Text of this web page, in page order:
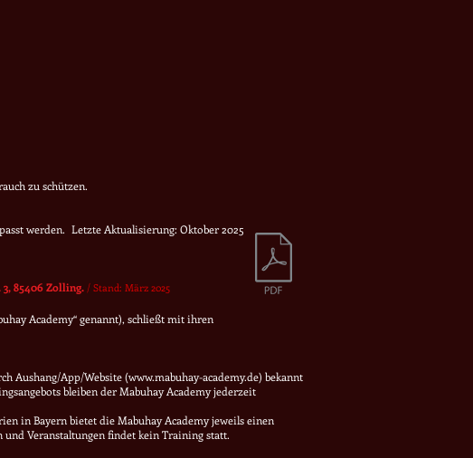
zu schützen.
werden. Letzte Aktualisierung: Oktober 2025
85406 Zolling./ Stand: März 2025
Academy“ genannt), schließt mit ihren
Aushang/App/Website (www.mabuhay-academy.de) bekannt
bleiben der Mabuhay Academy jederzeit
in Bayern bietet die Mabuhay Academy jeweils einen
Veranstaltungen findet kein Training statt.